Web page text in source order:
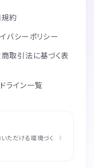
約
バシーポリシー
取引法に基づく表
ライン一覧
ただける環境づく
›